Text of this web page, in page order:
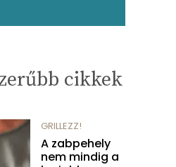
cikkek
GRILLEZZ!
A zabpehely
nem mindig a